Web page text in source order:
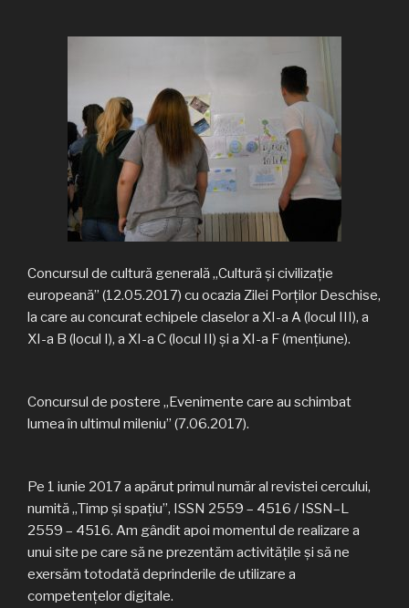
Concursul de cultură generală „Cultură şi civilizaţie
europeană” (12.05.2017) cu ocazia Zilei Porţilor Deschise,
la care au concurat echipele claselor a XI-a A (locul III), a
XI-a B (locul I), a XI-a C (locul II) şi a XI-a F (menţiune).
Concursul de postere „Evenimente care au schimbat
lumea în ultimul mileniu” (7.06.2017).
Pe 1 iunie 2017 a apărut primul număr al revistei cercului,
numită „Timp şi spaţiu”, ISSN 2559 – 4516 / ISSN–L
2559 – 4516. Am gândit apoi momentul de realizare a
unui site pe care să ne prezentăm activitățile și să ne
exersăm totodată deprinderile de utilizare a
competențelor digitale.